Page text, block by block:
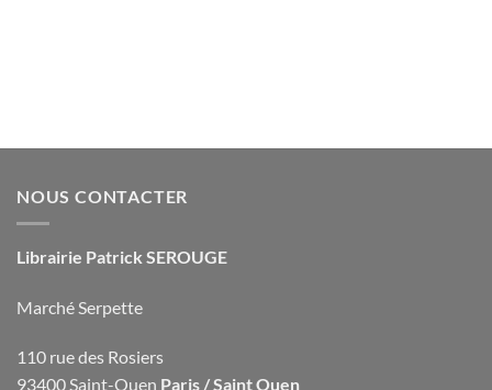
NOUS CONTACTER
Librairie Patrick SEROUGE
Marché Serpette
110 rue des Rosiers
93400 Saint-Ouen Paris / Saint Ouen